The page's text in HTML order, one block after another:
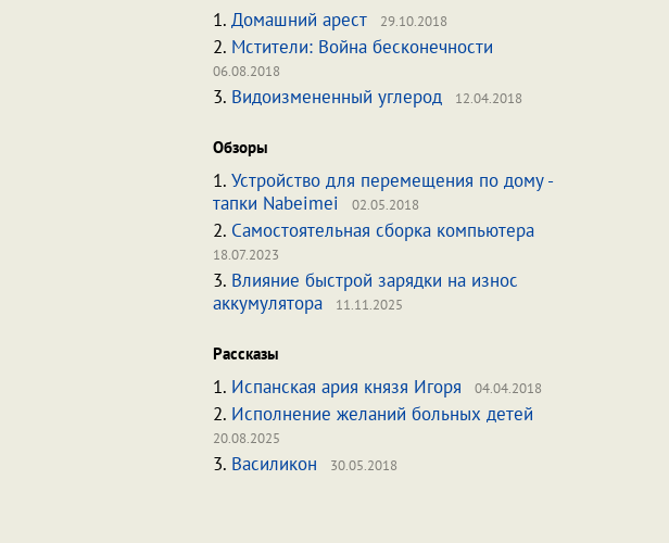
1. Домашний арест 29.10.2018
2. Мстители: Война бесконечности
06.08.2018
3. Видоизмененный углерод 12.04.2018
Обзоры
1. Устройство для перемещения по дому -
тапки Nabeimei
02.05.2018
2. Самостоятельная сборка компьютера
18.07.2023
3. Влияние быстрой зарядки на износ
аккумулятора
11.11.2025
Рассказы
1. Испанская ария князя Игоря 04.04.2018
2. Исполнение желаний больных детей
20.08.2025
3. Василикон 30.05.2018